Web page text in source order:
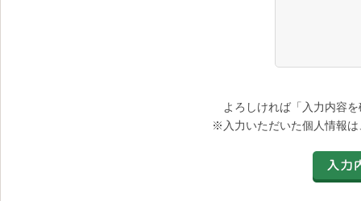
よろしければ「入力内容
※入力いただいた個人情報